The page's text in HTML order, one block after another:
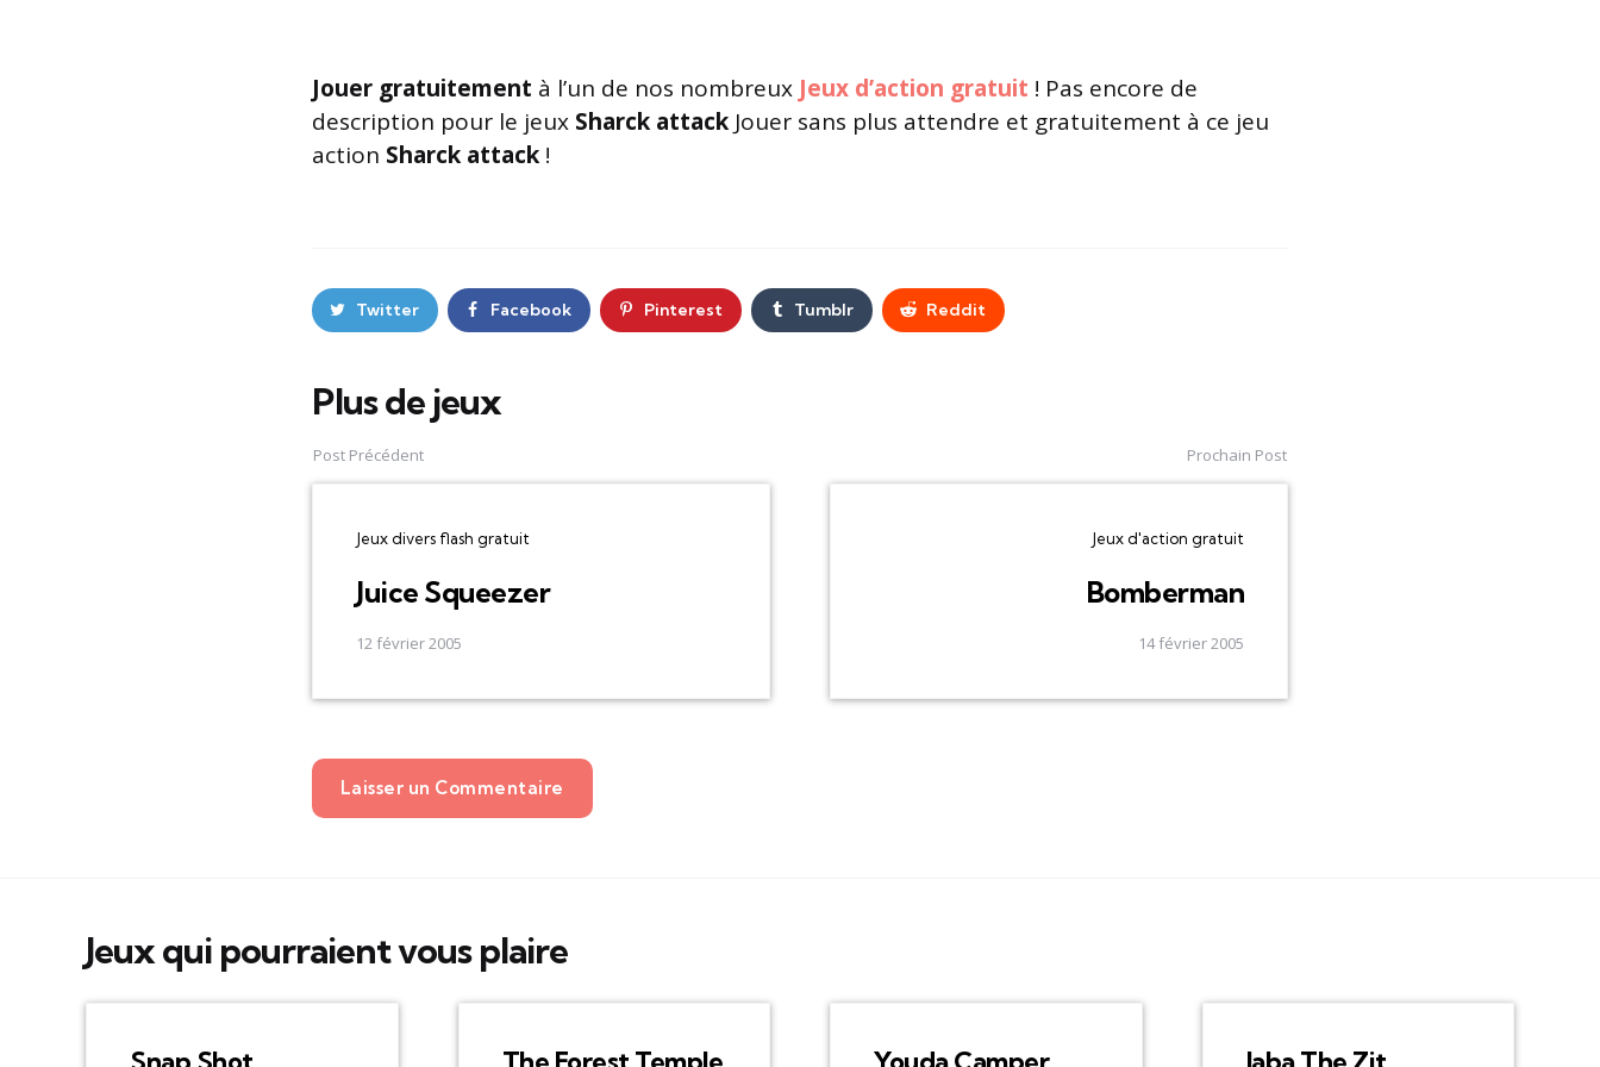
Jouer gratuitement à l’un de nos nombreux Jeux d’action gratuit ! Pas encore de
description pour le jeux Sharck attack Jouer sans plus attendre et gratuitement à ce jeu
action Sharck attack !
Twitter Facebook Pinterest Tumblr Reddit
Plus de jeux
Post
navigation
Post Précédent
Jeux divers flash gratuit
Juice Squeezer
12 février 2005
Prochain Post
Jeux d'action gratuit
Bomberman
14 février 2005
Laisser un Commentaire
Jeux qui pourraient vous plaire